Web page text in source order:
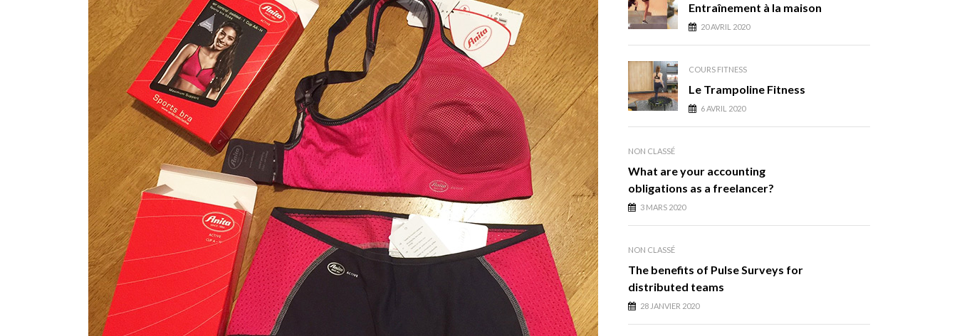
Entraînement à la maison
20 AVRIL 2020
COURS FITNESS
Le Trampoline Fitness
6 AVRIL 2020
NON CLASSÉ
What are your accounting
obligations as a freelancer?
3 MARS 2020
NON CLASSÉ
The benefits of Pulse Surveys for
distributed teams
28 JANVIER 2020